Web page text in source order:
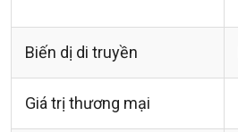
Biến dị di truyền
Giá trị thương mại